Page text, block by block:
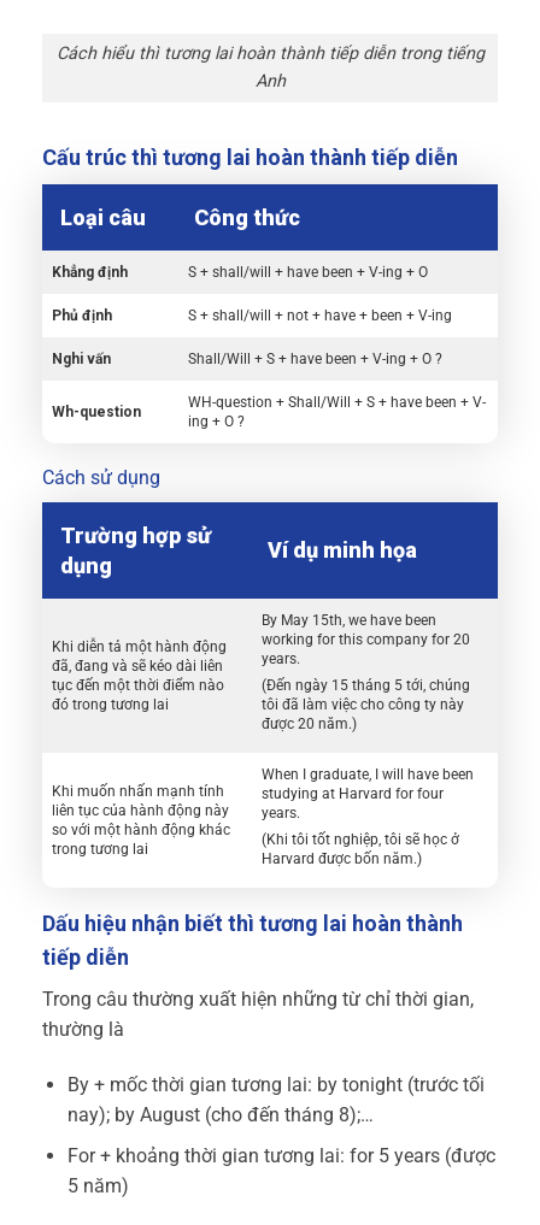
Cách hiểu thì tương lai hoàn thành tiếp diễn trong tiếng
Anh
Cấu trúc thì tương lai hoàn thành tiếp diễn
Loại câu Công thức
Khẳng định S + shall/will + have been + V-ing + O
Phủ định S + shall/will + not + have + been + V-ing
Nghi vấn Shall/Will + S + have been + V-ing + O ?
Wh-question
WH-question + Shall/Will + S + have been + V-
ing + O ?
Cách sử dụng
Trường hợp sử
dụng
Ví dụ minh họa
Khi diễn tả một hành động
đã, đang và sẽ kéo dài liên
tục đến một thời điểm nào
đó trong tương lai
By May 15th, we have been
working for this company for 20
years.
(Đến ngày 15 tháng 5 tới, chúng
tôi đã làm việc cho công ty này
được 20 năm.)
Khi muốn nhấn mạnh tính
liên tục của hành động này
so với một hành động khác
trong tương lai
When I graduate, I will have been
studying at Harvard for four
years.
(Khi tôi tốt nghiệp, tôi sẽ học ở
Harvard được bốn năm.)
Dấu hiệu nhận biết thì tương lai hoàn thành
tiếp diễn
Trong câu thường xuất hiện những từ chỉ thời gian,
thường là
By + mốc thời gian tương lai: by tonight (trước tối
nay); by August (cho đến tháng 8);…
For + khoảng thời gian tương lai: for 5 years (được
5 năm)